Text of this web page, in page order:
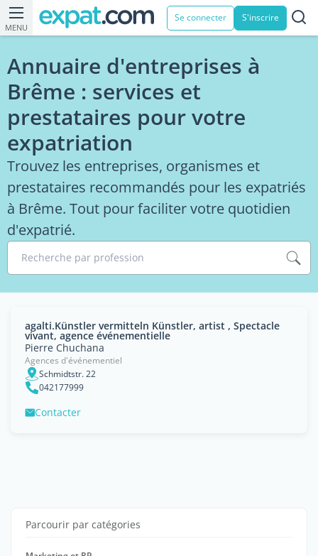
MENU
Se connecter S'inscrire
Annuaire d'entreprises à
Brême : services et
prestataires pour votre
expatriation
Trouvez les entreprises, organismes et
prestataires recommandés pour les expatriés
à Brême. Tout pour faciliter votre quotidien
d'expatrié.
Recherche par profession
agalti.Künstler vermitteln Künstler, artist , Spectacle
vivant, agence événementielle
Pierre Chuchana
Agences d'événementiel
Schmidtstr. 22
042177999
Contacter
Parcourir par catégories